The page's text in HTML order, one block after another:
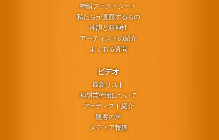
神韻ファクトシート
私たちが直面するもの
神韻と精神性
アーティストの紹介
よくある質問
ビデオ
最新リスト
神韻芸術団について
アーティスト紹介
観客の声
メディア報道